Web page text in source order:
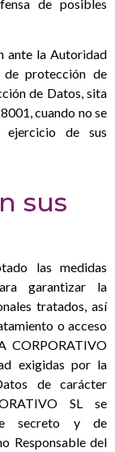
de posibles
ante la Autoridad
protección de
de Datos, sita
cuando no se
ejercicio de sus
sus
las medidas
garantizar la
tratados, así
o acceso
CORPORATIVO
exigidas por la
de carácter
SL
se
secreto y de
Responsable del